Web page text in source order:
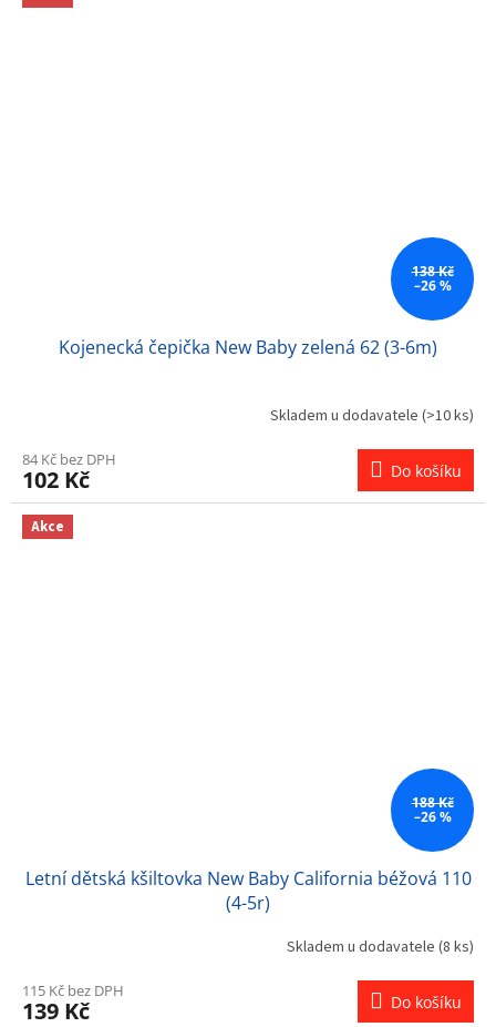
138 Kč
–26 %
Kojenecká čepička New Baby zelená 62 (3-6m)
Skladem u dodavatele (>10 ks)
84 Kč bez DPH
102 Kč Do košíku
Akce
188 Kč
–26 %
Letní dětská kšiltovka New Baby California béžová 110
(4-5r)
Skladem u dodavatele (8 ks)
115 Kč bez DPH
139 Kč Do košíku